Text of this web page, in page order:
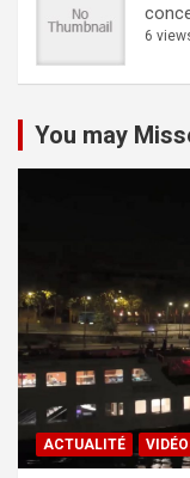
6
You may
ACTUALITÉ